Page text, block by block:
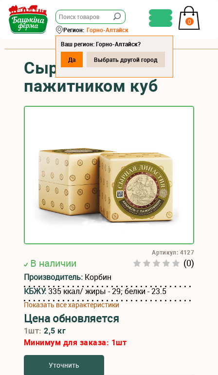
0
Регион: Горно-Алтайск
Ваш регион: Горно-Алтайск?
Да
Выбрать другой город
Сыр "Арамель" с
пажитником куб
В наличии (0)
Артикул: 4127
Производитель: Корбин
КБЖУ:335 ккал/ жиры - 29; белки - 23.5
Показать все характеристики
Цена обновляется
1шт:2,5 кг
Минимум для заказа: 1шт
Уточнить